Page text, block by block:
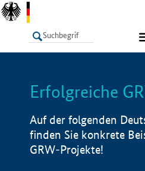
LISTE
Erfolgreiche
Auf der folgenden
finden Sie konkrete
GRW-Projekte!